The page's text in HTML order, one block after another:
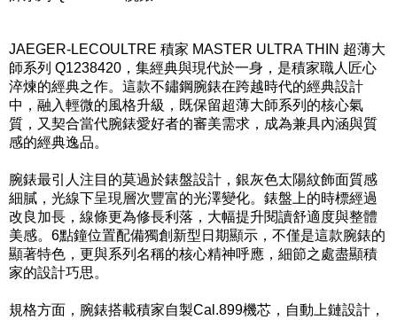
JAEGER-LECOULTRE 積家 MASTER ULTRA THIN 超薄大
師系列 Q1238420，集經典與現代於一身，是積家職人匠心
淬煉的經典之作。這款不鏽鋼腕錶在跨越時代的經典設計
中，融入輕微的風格升級，既保留超薄大師系列的核心氣
質，又契合當代腕錶愛好者的審美需求，成為兼具內涵與質
感的經典逸品。
腕錶最引人注目的莫過於錶盤設計，銀灰色太陽紋飾面質感
細膩，光線下呈現層次豐富的光澤變化。錶盤上的時標經過
改良加長，線條更為修長利落，大幅提升閱讀舒適度與整體
美感。6點鐘位置配備獨創新型日期顯示，不僅是這款腕錶的
顯著特色，更與系列名稱的核心精神呼應，細節之處盡顯積
家的設計巧思。
規格方面，腕錶搭載積家自製Cal.899機芯，自動上鏈設計，